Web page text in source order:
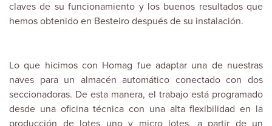
claves de su funcionamiento y los buenos resultados que
hemos obtenido en Besteiro después de su instalación.
Lo que hicimos con Homag fue adaptar una de nuestras
naves para un almacén automático conectado con dos
seccionadoras. De esta manera, el trabajo está programado
desde una oficina técnica con una alta flexibilidad en la
producción de lotes uno y micro lotes, a partir de un